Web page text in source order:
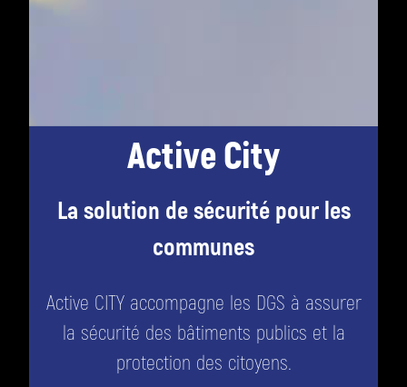
Active City
La solution de sécurité pour les
communes
Active CITY accompagne les DGS à assurer
la sécurité des bâtiments publics et la
protection des citoyens.